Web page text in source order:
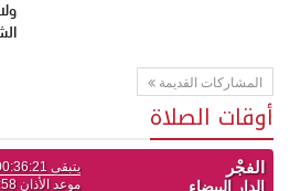
المشاركات القديمة
أوقات الصلاة